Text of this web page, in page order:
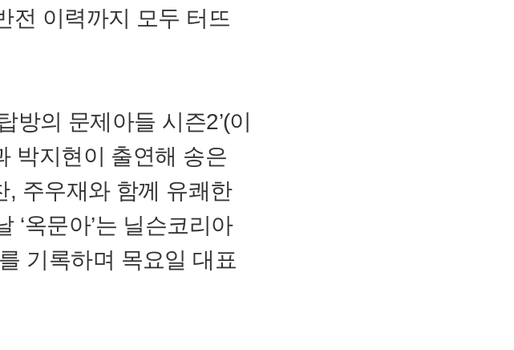
전 이력까지 모두 터뜨
방의 문제아들 시즌2’(이
박지현이 출연해 송은
, 주우재와 함께 유쾌한
‘옥문아’는 닐슨코리아
기록하며 목요일 대표